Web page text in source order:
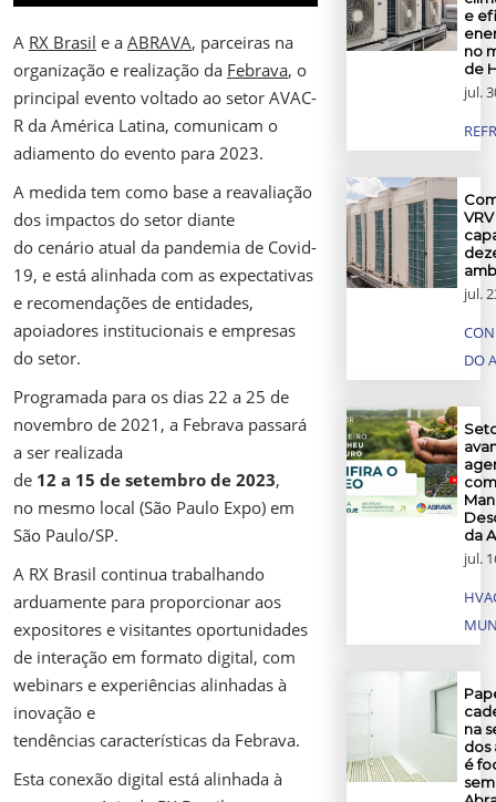
A RX Brasil e a ABRAVA, parceiras na
organização e realização da Febrava, o
principal evento voltado ao setor AVAC-
R da América Latina, comunicam o
adiamento do evento para 2023.
A medida tem como base a reavaliação
dos impactos do setor diante
do cenário atual da pandemia de Covid-
19, e está alinhada com as expectativas
e recomendações de entidades,
apoiadores institucionais e empresas
do setor.
Programada para os dias 22 a 25 de
novembro de 2021, a Febrava passará
a ser realizada
de 12 a 15 de setembro de 2023,
no mesmo local (São Paulo Expo) em
São Paulo/SP.
A RX Brasil continua trabalhando
arduamente para proporcionar aos
expositores e visitantes oportunidades
de interação em formato digital, com
webinars e experiências alinhadas à
inovação e
tendências características da Febrava.
Esta conexão digital está alinhada à
e
no
de
jul.
jul.
DO
da
jul.
na
dos
é